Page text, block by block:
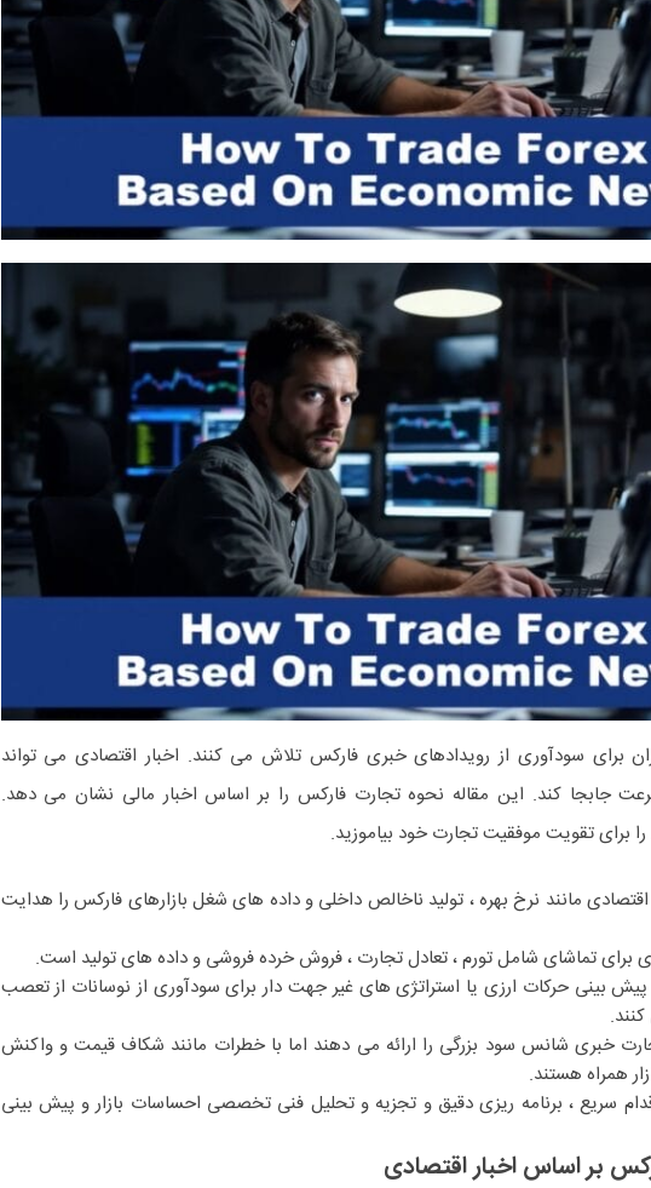
برای سودآوری از رویدادهای خبری فارکس تلاش می کنند. اخبار اقتصادی می تواند
سرعت جابجا کند. این مقاله نحوه تجارت فارکس را بر اساس اخبار مالی نشان می دهد.
برای تقویت موفقیت تجارت خود بیاموزید.
مانند نرخ بهره ، تولید ناخالص داخلی و داده های شغل بازارهای فارکس را هدایت
تماشای شامل تورم ، تعادل تجارت ، فروش خرده فروشی و داده های تولید است.
پیش بینی حرکات ارزی یا استراتژی های غیر جهت دار برای سودآوری از نوسانات از تعصب
خبری شانس سود بزرگی را ارائه می دهند اما با خطرات مانند شکاف قیمت و واکنش
همراه هستند.
سریع ، برنامه ریزی دقیق و تجزیه و تحلیل فنی تخصصی احساسات بازار و پیش بینی
بر اساس اخبار اقتصادی